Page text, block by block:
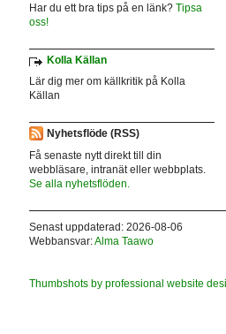
Har du ett bra tips på en länk? Tipsa
oss!
Kolla Källan
Lär dig mer om källkritik på Kolla
Källan
Nyhetsflöde (RSS)
Få senaste nytt direkt till din
webbläsare, intranät eller webbplats.
Se alla nyhetsflöden.
Senast uppdaterad: 2026-08-06
Webbansvar:Alma Taawo
Thumbshots by professional website